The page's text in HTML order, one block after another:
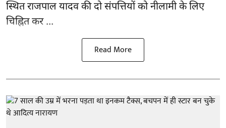
स्थित राजपाल यादव की दो संपत्तियों को नीलामी के लिए
चिह्नित कर ...
Read More